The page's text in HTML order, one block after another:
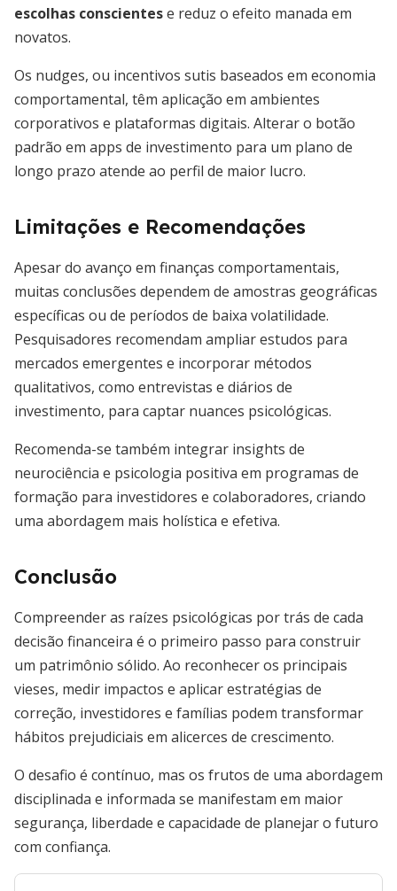
escolhas conscientese reduz o efeito manada em
novatos.
Os nudges, ou incentivos sutis baseados em economia
comportamental, têm aplicação em ambientes
corporativos e plataformas digitais. Alterar o botão
padrão em apps de investimento para um plano de
longo prazo atende ao perfil de maior lucro.
Limitações e Recomendações
Apesar do avanço em finanças comportamentais,
muitas conclusões dependem de amostras geográficas
específicas ou de períodos de baixa volatilidade.
Pesquisadores recomendam ampliar estudos para
mercados emergentes e incorporar métodos
qualitativos, como entrevistas e diários de
investimento, para captar nuances psicológicas.
Recomenda-se também integrar insights de
neurociência e psicologia positiva em programas de
formação para investidores e colaboradores, criando
uma abordagem mais holística e efetiva.
Conclusão
Compreender as raízes psicológicas por trás de cada
decisão financeira é o primeiro passo para construir
um patrimônio sólido. Ao reconhecer os principais
vieses, medir impactos e aplicar estratégias de
correção, investidores e famílias podem transformar
hábitos prejudiciais em alicerces de crescimento.
O desafio é contínuo, mas os frutos de uma abordagem
disciplinada e informada se manifestam em maior
segurança, liberdade e capacidade de planejar o futuro
com confiança.